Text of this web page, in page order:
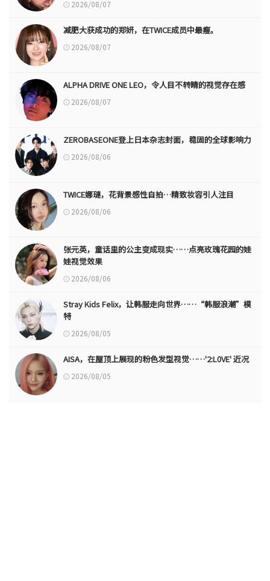
2026/08/07
减肥大获成功的郑妍，在TWICE成员中最瘦。
2026/08/07
ALPHA DRIVE ONE LEO，令人目不转睛的视觉存在感
2026/08/07
ZEROBASEONE登上日本杂志封面，稳固的全球影响力
2026/08/06
TWICE娜璉，花背景感性自拍…精致妆容引人注目
2026/08/06
张元英，童话里的公主变成现实……点亮玫瑰花园的娃
娃视觉效果
2026/08/06
Stray Kids Felix，让韩服走向世界……“韩服浪潮”模
特
2026/08/05
AISA，在屋顶上展现的粉色发型视觉……'2:L0VE' 近况
2026/08/05